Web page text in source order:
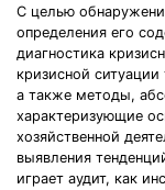
С целью
определения его
диагностика
кризисной
а также методы,
характеризующие
хозяйственной
выявления
играет аудит, как